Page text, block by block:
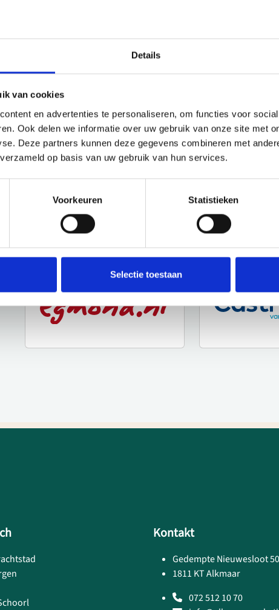
Details
van cookies
en advertenties te personaliseren, om functies voor
Ook delen we informatie over uw gebruik van onze site met
Deze partners kunnen deze gegevens combineren met
op basis van uw gebruik van hun services.
Voorkeuren Statistieken
Selectie toestaan
Kontakt
Gedempte Nieuwesloot 50
1811 KT Alkmaar
072 512 10 70